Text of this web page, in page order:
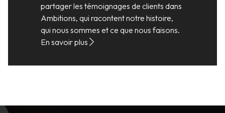
partager les témoignages de clients dans
Ambitions, qui racontent notre histoire,
qui nous sommes et ce que nous faisons.
En savoir plus